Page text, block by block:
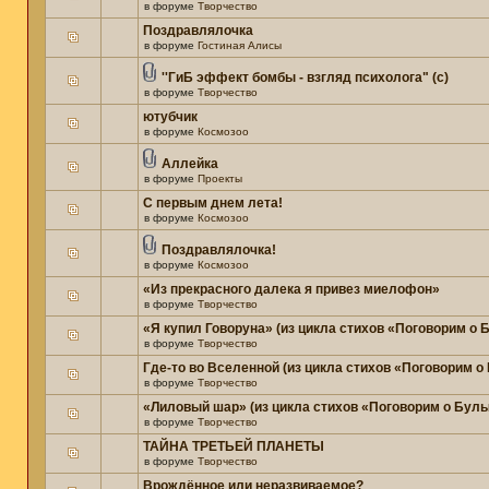
в форуме Творчество
Поздравлялочка
в форуме Гостиная Алисы
''ГиБ эффект бомбы - взгляд психолога" (c)
в форуме Творчество
ютубчик
в форуме Космозоо
Аллейка
в форуме Проекты
С первым днем лета!
в форуме Космозоо
Поздравлялочка!
в форуме Космозоо
«Из прекрасного далека я привез миелофон»
в форуме Творчество
«Я купил Говоруна» (из цикла стихов «Поговорим о
в форуме Творчество
Где-то во Вселенной (из цикла стихов «Поговорим
в форуме Творчество
«Лиловый шар» (из цикла стихов «Поговорим о
в форуме Творчество
ТАЙНА ТРЕТЬЕЙ ПЛАНЕТЫ
в форуме Творчество
Врождённое или неразвиваемое?